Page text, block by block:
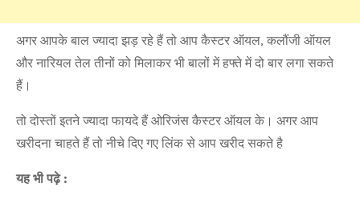
अगर आपके बाल ज्यादा झड़ रहे हैं तो आप कैस्टर ऑयल, कलौंजी ऑयल
और नारियल तेल तीनों को मिलाकर भी बालों में हफ्ते में दो बार लगा सकते
हैं।
तो दोस्तों इतने ज्यादा फायदे हैं ओरिजंस कैस्टर ऑयल के। अगर आप
खरीदना चाहते हैं तो नीचे दिए गए लिंक से आप खरीद सकते है
यह भी पढ़े :